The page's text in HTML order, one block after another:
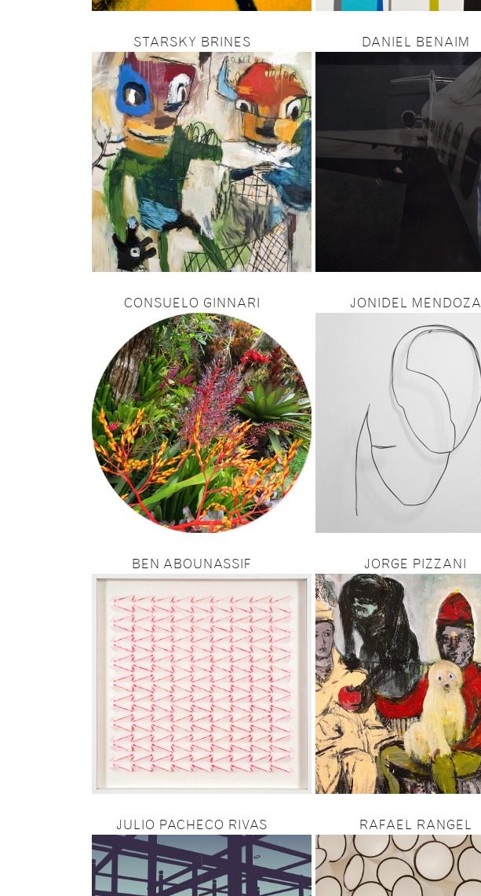
STARSKY BRINES DANIEL BENAIM
CONSUELO GINNARI JONIDEL MENDOZA
BEN ABOUNASSIF JORGE PIZZANI
JULIO PACHECO RIVAS RAFAEL RANGEL